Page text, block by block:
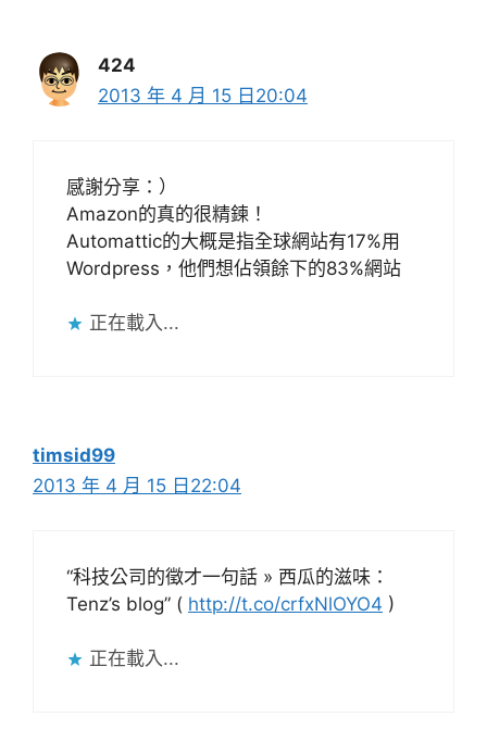
424
2013 年 4 月 15 日20:04
感謝分享：）
Amazon的真的很精鍊！
Automattic的大概是指全球網站有17%用
Wordpress，他們想佔領餘下的83%網站
正在載入...
timsid99
2013 年 4 月 15 日22:04
“科技公司的徵才一句話 » 西瓜的滋味：
Tenz’s blog” ( http://t.co/crfxNlOYO4 )
正在載入...